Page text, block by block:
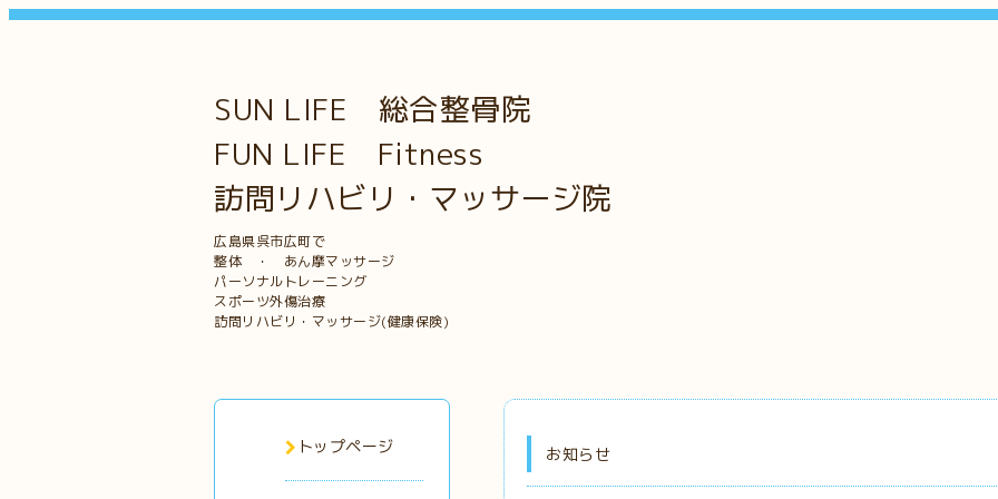
SUN LIFE 総合整骨院
FUN LIFE Fitness
訪問リハビリ・マッサージ院
広島県呉市広町で
整体 ・ あん摩マッサージ
パーソナルトレーニング
スポーツ外傷治療
訪問リハビリ・マッサージ(健康保険)
お知らせ
トップページ